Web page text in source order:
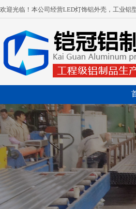
欢迎光临！本公司经营LED灯饰铝外壳，工业铝